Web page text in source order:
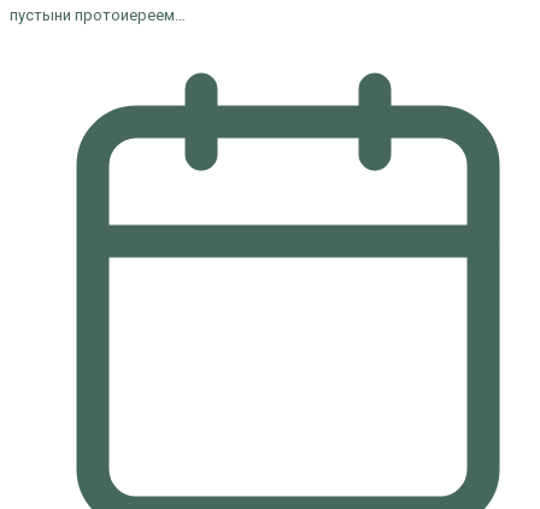
пустыни протоиереем…